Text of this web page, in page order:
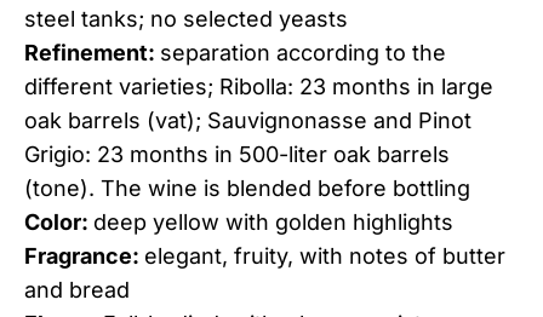
steel tanks; no selected yeasts
Refinement: separation according to the
different varieties; Ribolla: 23 months in large
oak barrels (vat); Sauvignonasse and Pinot
Grigio: 23 months in 500-liter oak barrels
(tone). The wine is blended before bottling
Color: deep yellow with golden highlights
Fragrance: elegant, fruity, with notes of butter
and bread